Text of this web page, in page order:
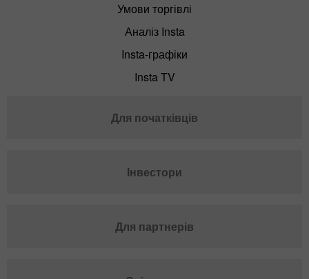
Умови торгівлі
Аналіз Insta
Insta-графіки
Insta TV
Для початківців
Інвестори
Для партнерів